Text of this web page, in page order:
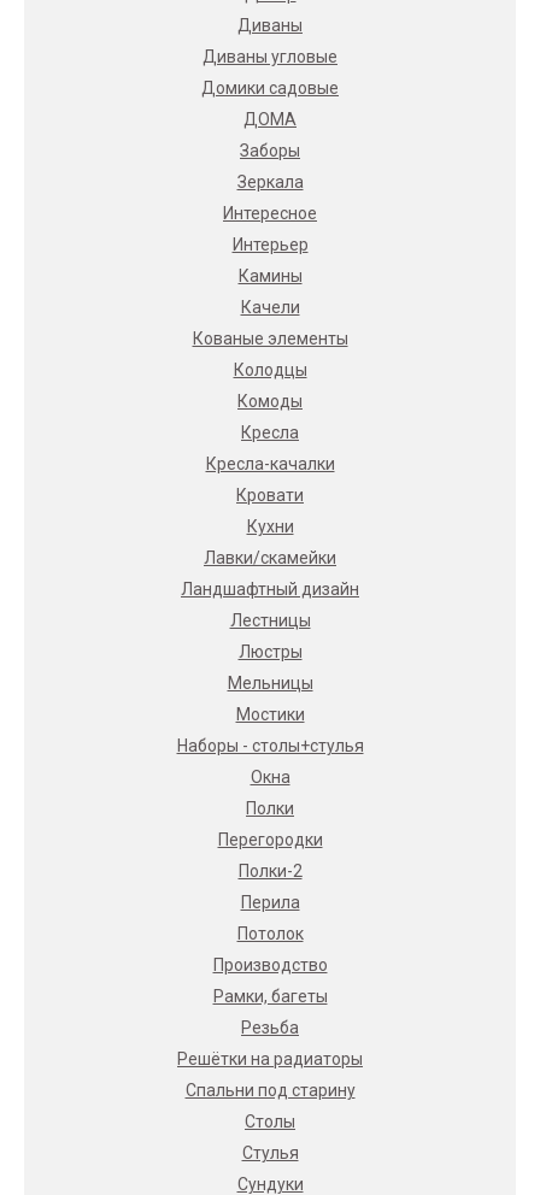
Диваны
Диваны угловые
Домики садовые
ДОМА
Заборы
Зеркала
Интересное
Интерьер
Камины
Качели
Кованые элементы
Колодцы
Комоды
Кресла
Кресла-качалки
Кровати
Кухни
Лавки/скамейки
Ландшафтный дизайн
Лестницы
Люстры
Мельницы
Мостики
Наборы - столы+стулья
Окна
Полки
Перегородки
Полки-2
Перила
Потолок
Производство
Рамки, багеты
Резьба
Решётки на радиаторы
Спальни под старину
Столы
Стулья
Сундуки